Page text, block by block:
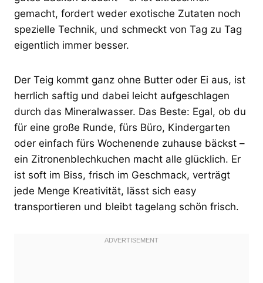
gemacht, fordert weder exotische Zutaten noch
spezielle Technik, und schmeckt von Tag zu Tag
eigentlich immer besser.
Der Teig kommt ganz ohne Butter oder Ei aus, ist
herrlich saftig und dabei leicht aufgeschlagen
durch das Mineralwasser. Das Beste: Egal, ob du
für eine große Runde, fürs Büro, Kindergarten
oder einfach fürs Wochenende zuhause bäckst –
ein Zitronenblechkuchen macht alle glücklich. Er
ist soft im Biss, frisch im Geschmack, verträgt
jede Menge Kreativität, lässt sich easy
transportieren und bleibt tagelang schön frisch.